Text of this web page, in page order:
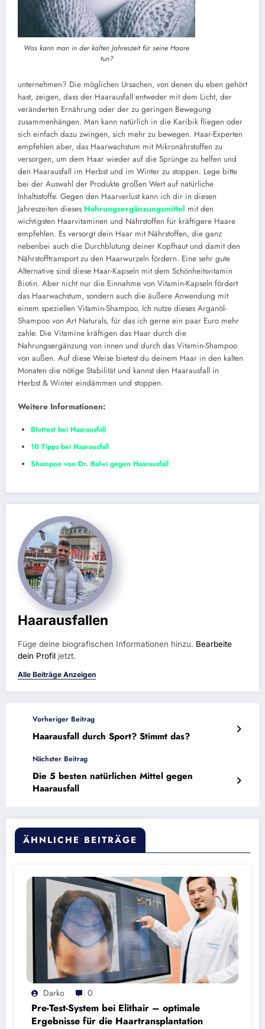
Was kann man in der kalten Jahreszeit für seine Haare
tun?
unternehmen? Die möglichen Ursachen, von denen du eben gehört
hast, zeigen, dass der Haarausfall entweder mit dem Licht, der
veränderten Ernährung oder der zu geringen Bewegung
zusammenhängen. Man kann natürlich in die Karibik fliegen oder
sich einfach dazu zwingen, sich mehr zu bewegen. Haar-Experten
empfehlen aber, das Haarwachstum mit Mikronährstoffen zu
versorgen, um dem Haar wieder auf die Sprünge zu helfen und
den Haarausfall im Herbst und im Winter zu stoppen. Lege bitte
bei der Auswahl der Produkte großen Wert auf natürliche
Inhaltsstoffe. Gegen den Haarverlust kann ich dir in diesen
Jahreszeiten dieses Nahrungsergänzungsmittel mit den
wichtigsten Haarvitaminen und Nährstoffen für kräftigere Haare
empfehlen. Es versorgt dein Haar mit Nährstoffen, die ganz
nebenbei auch die Durchblutung deiner Kopfhaut und damit den
Nährstofftransport zu den Haarwurzeln fördern. Eine sehr gute
Alternative sind diese Haar-Kapseln mit dem Schönheitsvitamin
Biotin. Aber nicht nur die Einnahme von Vitamin-Kapseln fördert
das Haarwachstum, sondern auch die äußere Anwendung mit
einem speziellen Vitamin-Shampoo. Ich nutze dieses Arganöl-
Shampoo von Art Naturals, für das ich gerne ein paar Euro mehr
zahle. Die Vitamine kräftigen das Haar durch die
Nahrungsergänzung von innen und durch das Vitamin-Shampoo
von außen. Auf diese Weise bietest du deinem Haar in den kalten
Monaten die nötige Stabilität und kannst den Haarausfall in
Herbst & Winter eindämmen und stoppen.
Weitere Informationen:
Bluttest bei Haarausfall
10 Tipps bei Haarausfall
Shampoo von Dr. Balwi gegen Haarausfall
Haarausfallen
Füge deine biografischen Informationen hinzu. Bearbeite
dein Profil jetzt.
Alle Beiträge Anzeigen
Vorheriger Beitrag
Haarausfall durch Sport? Stimmt das?
Nächster Beitrag
Die 5 besten natürlichen Mittel gegen
Haarausfall
ÄHNLICHE BEITRÄGE
Darko 0
Pre-Test-System bei Elithair – optimale
Ergebnisse für die Haartransplantation